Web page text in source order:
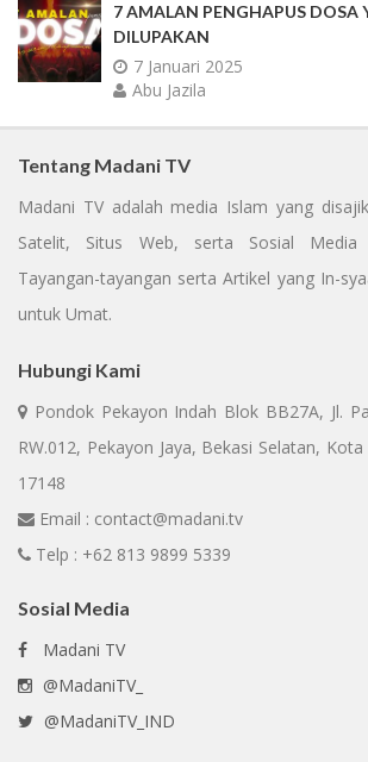
7 AMALAN PENGHAPUS DOSA
DILUPAKAN
7 Januari 2025
Abu Jazila
Tentang Madani TV
Madani TV adalah media Islam yang
Satelit, Situs Web, serta Sosial Media
Tayangan-tayangan serta Artikel yang In-
untuk Umat.
Hubungi Kami
Pondok Pekayon Indah Blok BB27A, Jl.
RW.012, Pekayon Jaya, Bekasi Selatan,
17148
Email : contact@madani.tv
Telp : +62 813 9899 5339
Sosial Media
Madani TV
@MadaniTV_
@MadaniTV_IND